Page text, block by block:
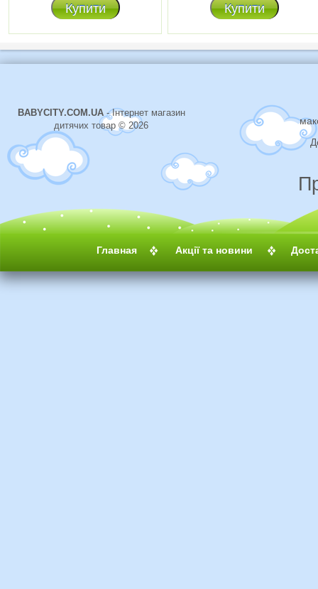
Купити Купити
Главная Акції та новини
BABYCITY.COM.UA- Інтернет магазин
дитячих товар © 2026